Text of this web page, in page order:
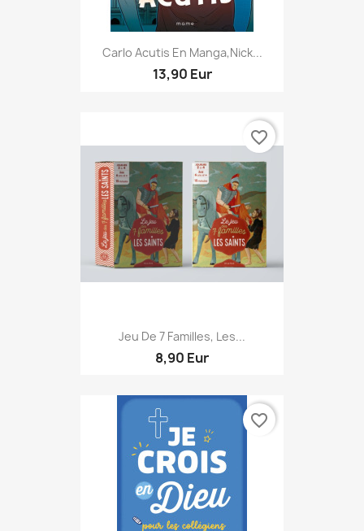
Carlo Acutis En Manga,Nick...
13,90 Eur
Jeu De 7 Familles, Les...
8,90 Eur
favorite_border
favorite_border